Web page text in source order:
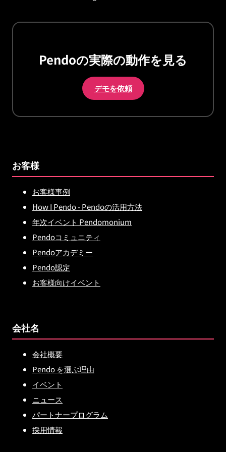
Pendoの実際の動作を見る
デモを依頼
お客様
お客様事例
How I Pendo - Pendoの活用方法
年次イベント Pendomonium
Pendoコミュニティ
Pendoアカデミー
Pendo認定
お客様向けイベント
会社名
会社概要
Pendo を選ぶ理由
イベント
ニュース
パートナープログラム
採用情報